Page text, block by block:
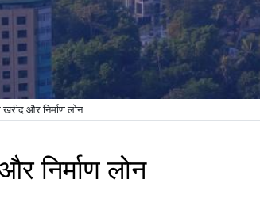
और निर्माण लोन
निर्माण लोन